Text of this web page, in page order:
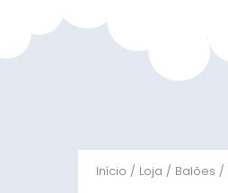
Início / Loja / Balões /